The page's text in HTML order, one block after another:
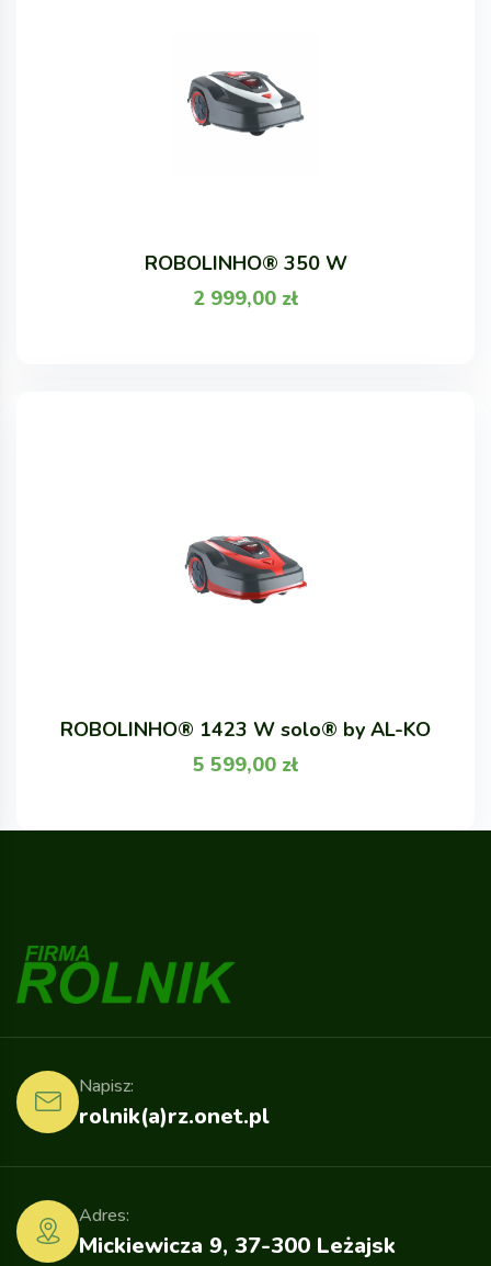
ROBOLINHO® 350 W
2 999,00 zł
ROBOLINHO® 1423 W solo® by AL-KO
5 599,00 zł
rolnik(a)rz.onet.pl
Napisz:
Mickiewicza 9, 37-300 Leżajsk
Adres: